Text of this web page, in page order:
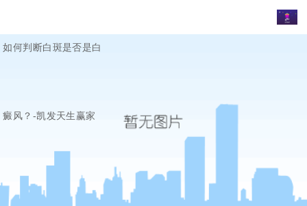
如何判断白斑是否是白
癜风？-凯发天生赢家